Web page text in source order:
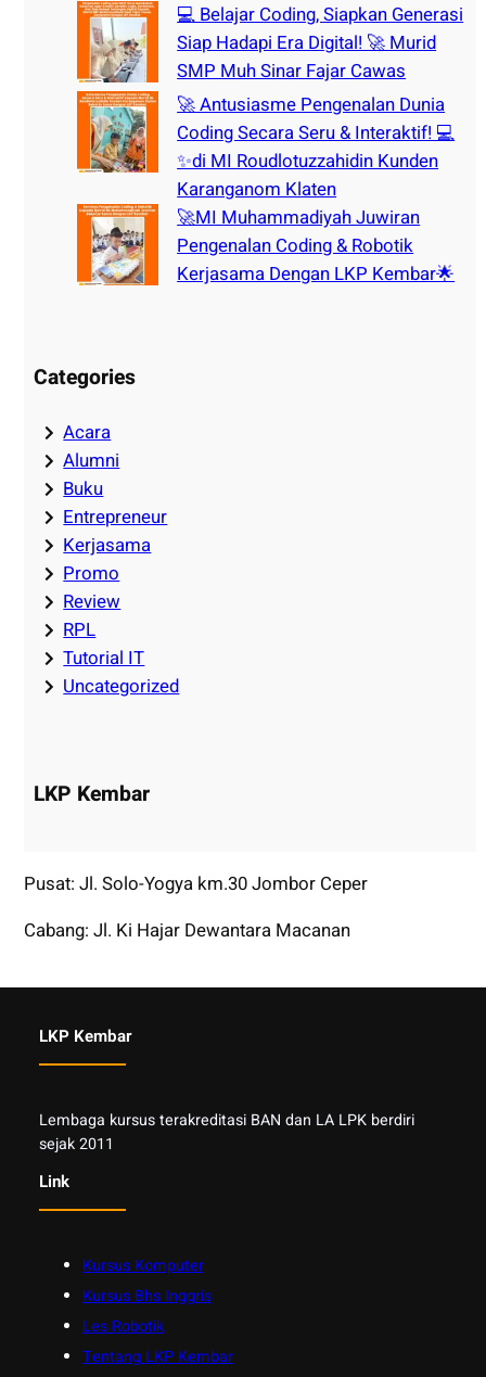
💻 Belajar Coding, Siapkan Generasi
Siap Hadapi Era Digital! 🚀 Murid
SMP Muh Sinar Fajar Cawas
🚀 Antusiasme Pengenalan Dunia
Coding Secara Seru & Interaktif! 💻
✨di MI Roudlotuzzahidin Kunden
Karanganom Klaten
🚀MI Muhammadiyah Juwiran
Pengenalan Coding & Robotik
Kerjasama Dengan LKP Kembar🌟
Categories
Acara
Alumni
Buku
Entrepreneur
Kerjasama
Promo
Review
RPL
Tutorial IT
Uncategorized
LKP Kembar
Pusat: Jl. Solo-Yogya km.30 Jombor Ceper
Cabang: Jl. Ki Hajar Dewantara Macanan
LKP Kembar
Lembaga kursus terakreditasi BAN dan LA LPK berdiri
sejak 2011
Link
Kursus Komputer
Kursus Bhs Inggris
Les Robotik
Tentang LKP Kembar